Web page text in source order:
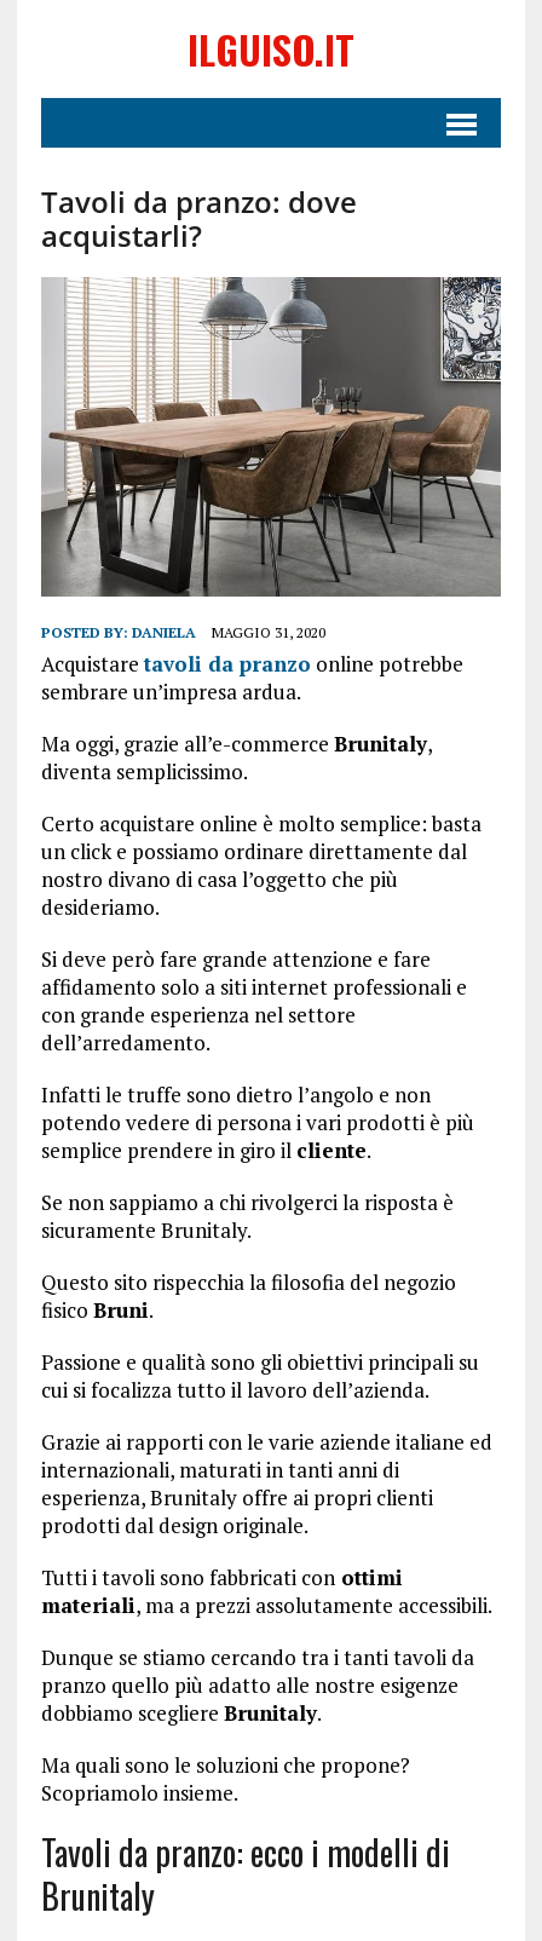
ILGUISO.IT
Tavoli da pranzo: dove
acquistarli?
POSTED BY: DANIELA MAGGIO 31, 2020
Acquistaretavoli da pranzo online potrebbe
sembrare un’impresa ardua.
Ma oggi, grazie all’e-commerce Brunitaly,
diventa semplicissimo.
Certo acquistare online è molto semplice: basta
un click e possiamo ordinare direttamente dal
nostro divano di casa l’oggetto che più
desideriamo.
Si deve però fare grande attenzione e fare
affidamento solo a siti internet professionali e
con grande esperienza nel settore
dell’arredamento.
Infatti le truffe sono dietro l’angolo e non
potendo vedere di persona i vari prodotti è più
semplice prendere in giro il cliente.
Se non sappiamo a chi rivolgerci la risposta è
sicuramente Brunitaly.
Questo sito rispecchia la filosofia del negozio
fisico Bruni.
Passione e qualità sono gli obiettivi principali su
cui si focalizza tutto il lavoro dell’azienda.
Grazie ai rapporti con le varie aziende italiane ed
internazionali, maturati in tanti anni di
esperienza, Brunitaly offre ai propri clienti
prodotti dal design originale.
Tutti i tavoli sono fabbricati conottimi
materiali, ma a prezzi assolutamente accessibili.
Dunque se stiamo cercando tra i tanti tavoli da
pranzo quello più adatto alle nostre esigenze
dobbiamo scegliere Brunitaly.
Ma quali sono le soluzioni che propone?
Scopriamolo insieme.
Tavoli da pranzo: ecco i modelli di
Brunitaly